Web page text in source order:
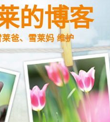
的博客
爸、雪莱妈 维护